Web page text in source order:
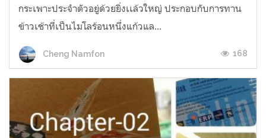
กระเพาะประจำตัวอยู่ด้วยยิ่งเเล้วใหญ่ ประกอบกับการทาน
ข้าวเช้าที่เป็นไมโลร้อนหนึ่งแก้วแล...
Cheng Namfon 168